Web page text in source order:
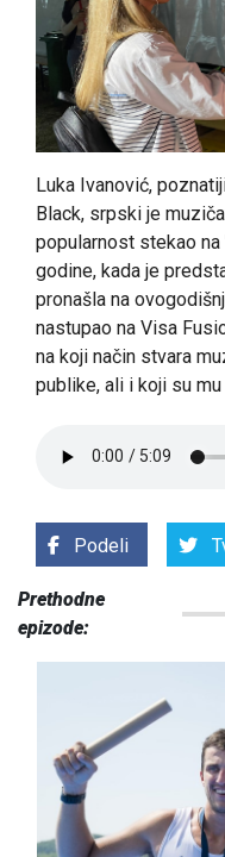
Luka Ivanović,
Black, srpski je
popularnost stekao
godine, kada je
pronašla na
nastupao na Visa
na koji način stvara
publike, ali i koji su
Podeli
Prethodne
epizode: